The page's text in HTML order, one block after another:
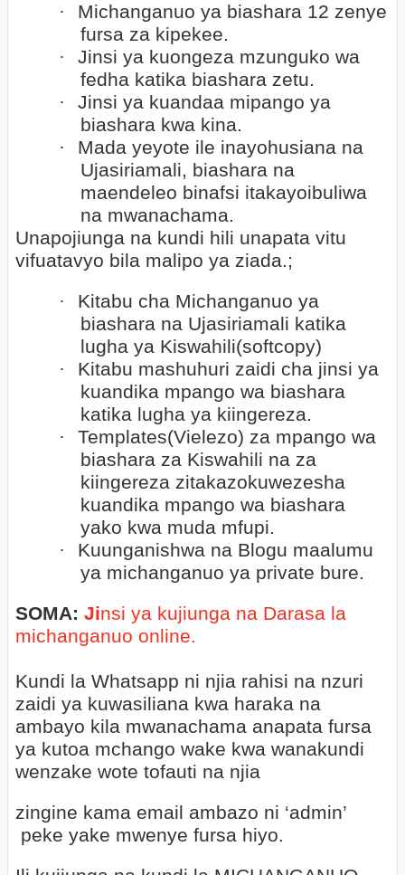
·
Michanganuo ya biashara 12 zenye
fursa za kipekee.
·
Jinsi ya kuongeza mzunguko wa
fedha katika biashara zetu.
·
Jinsi ya kuandaa mipango ya
biashara kwa kina.
·
Mada yeyote ile inayohusiana na
Ujasiriamali, biashara na
maendeleo binafsi itakayoibuliwa
na mwanachama.
Unapojiunga na kundi hili unapata vitu
vifuatavyo bila malipo ya ziada.;
·
Kitabu cha Michanganuo ya
biashara na Ujasiriamali katika
lugha ya Kiswahili(softcopy)
·
Kitabu mashuhuri zaidi cha jinsi ya
kuandika mpango wa biashara
katika lugha ya kiingereza.
·
Templates(Vielezo) za mpango wa
biashara za Kiswahili na za
kiingereza zitakazokuwezesha
kuandika mpango wa biashara
yako kwa muda mfupi.
·
Kuunganishwa na Blogu maalumu
ya michanganuo ya private bure.
SOMA: Jinsi ya kujiunga na Darasa la
michanganuo online.
Kundi la Whatsapp ni njia rahisi na nzuri
zaidi ya kuwasiliana kwa haraka na
ambayo kila mwanachama anapata fursa
ya kutoa mchango wake kwa wanakundi
wenzake wote tofauti na njia
zingine kama email ambazo ni ‘admin’
peke yake mwenye fursa hiyo.